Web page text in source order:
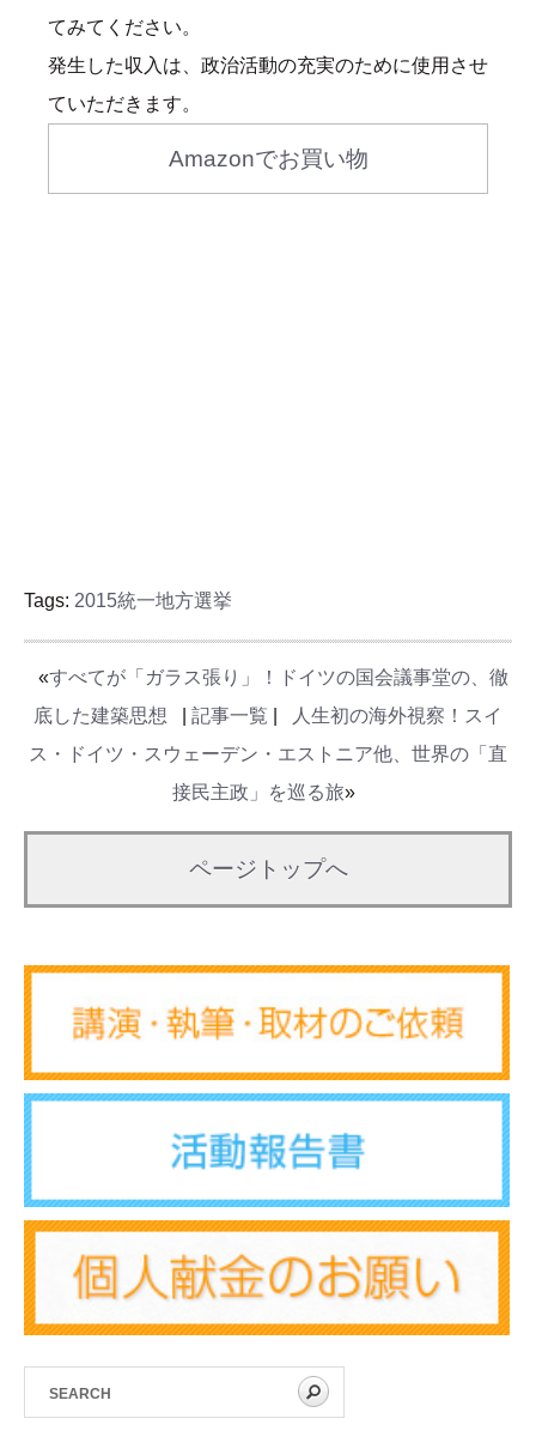
てみてください。
発生した収入は、政治活動の充実のために使用させ
ていただきます。
Amazonでお買い物
Tags: 2015統一地方選挙
«すべてが「ガラス張り」！ドイツの国会議事堂の、徹
底した建築思想
記事一覧
人生初の海外視察！スイ
ス・ドイツ・スウェーデン・エストニア他、世界の「直
接民主政」を巡る旅»
ページトップへ